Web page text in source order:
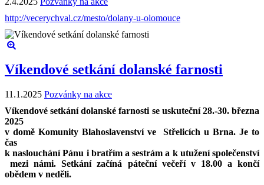
http://vecerychval.cz/mesto/dolany-u-olomouce
Víkendové setkání dolanské farnosti
11.1.2025 Pozvánky na akce
Víkendové setkání dolanské farnosti se uskuteční 28.-30. března
2025
v domě Komunity Blahoslavenství ve Střelicích u Brna. Je to
čas
k naslouchání Pánu i bratřím a sestrám a k utužení společenství
mezi námi. Setkání začíná páteční večeří v 18.00 a končí
obědem v neděli.